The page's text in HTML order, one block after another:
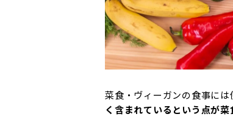
菜食・ヴィーガンの食事に
く含まれているという点が菜